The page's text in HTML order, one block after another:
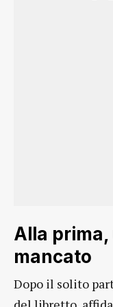
Alla
mancato
Dopo il solito